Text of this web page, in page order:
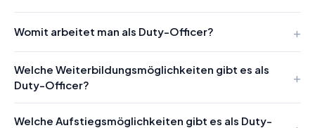
Womit arbeitet man als Duty-Officer?
Welche Weiterbildungsmöglichkeiten gibt es als
Duty-Officer?
Welche Aufstiegsmöglichkeiten gibt es als Duty-